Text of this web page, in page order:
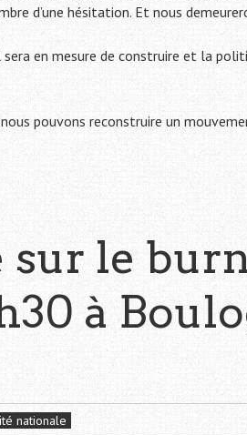
d’une hésitation. Et nous
en mesure de construire et la
pouvons reconstruire un
sur le
à
nationale